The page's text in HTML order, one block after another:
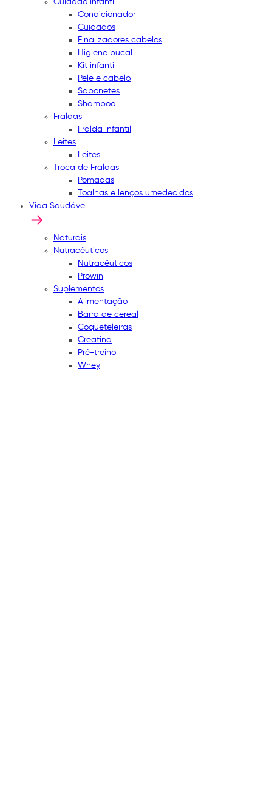
Cuidado Infantil
Condicionador
Cuidados
Finalizadores cabelos
Higiene bucal
Kit infantil
Pele e cabelo
Sabonetes
Shampoo
Fraldas
Fralda infantil
Leites
Leites
Troca de Fraldas
Pomadas
Toalhas e lenços umedecidos
Vida Saudável
Naturais
Nutracêuticos
Nutracêuticos
Prowin
Suplementos
Alimentação
Barra de cereal
Coqueteleiras
Creatina
Pré-treino
Whey